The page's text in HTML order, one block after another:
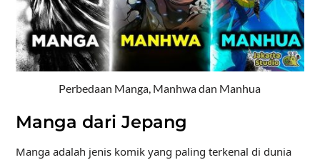
Perbedaan Manga, Manhwa dan Manhua
Manga dari Jepang
Manga adalah jenis komik yang paling terkenal di dunia